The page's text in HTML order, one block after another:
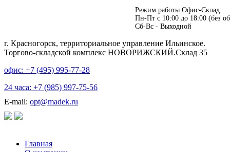
Режим работы Офис-Склад:
Пн-Пт с 10:00 до 18:00 (без
Сб-Вс - Выходной
г. Красногорск, территориальное управление Ильинское.
Торгово-складской комплекс НОВОРИЖСКИЙ.Склад 35
офис: +7 (495) 995-77-28
24 часа: +7 (985) 997-75-56
E-mail: opt@madek.ru
Главная